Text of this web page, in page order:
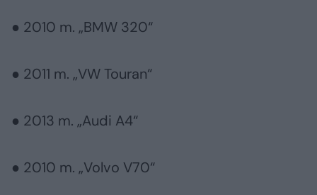
● 2010 m. „BMW 320“
● 2011 m. „VW Touran“
● 2013 m. „Audi A4“
● 2010 m. „Volvo V70“